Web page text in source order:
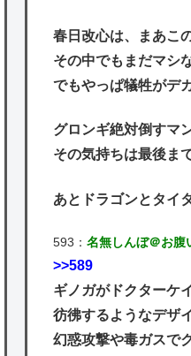
春日改心は、まあこ
その中でもまだマシ
でもやっぱ犠牲がデ
グロンギ絶対倒すマ
その気持ちは最後ま
あとドラゴンとタイ
593： 名無しんぼ＠お
>>589
ギノガがドクターケ
彷彿するようなデザ
幻惑攻撃や毒ガスで